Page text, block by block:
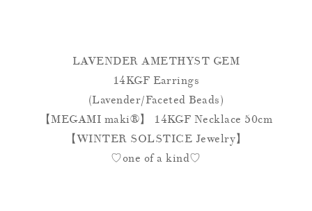
LAVENDER AMETHYST GEM
14KGF Earrings
(Lavender/Faceted Beads)
【MEGAMI maki®︎】 14KGF Necklace 50cm
【WINTER SOLSTICE Jewelry】
♡one of a kind♡